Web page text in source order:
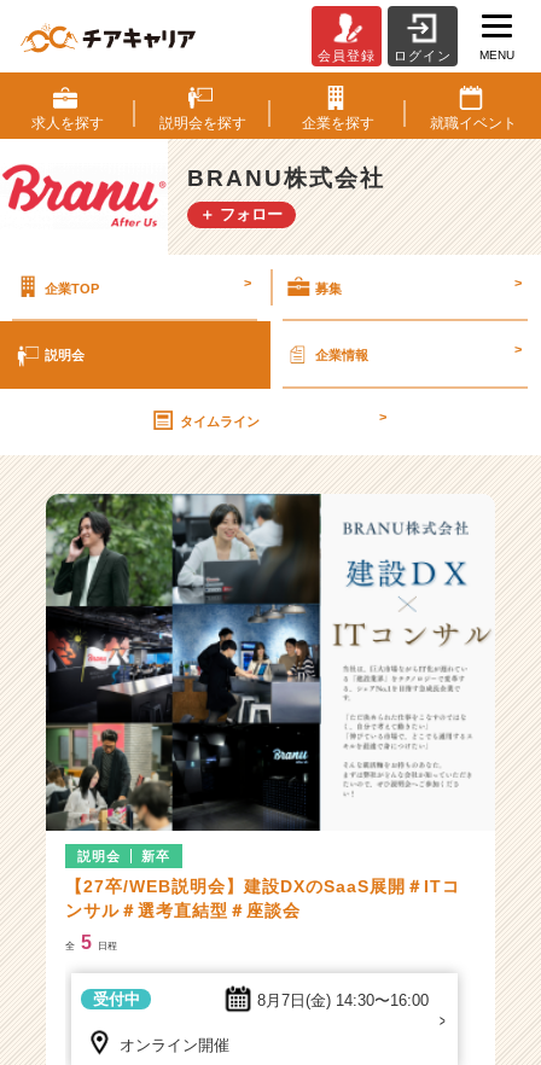
R
A
N
U
株
式
説
一
覧
ン
チ
ャ
ー・
成
長
企
業
か
ら
ス
カ
ウ
ト
届
く
サ
チ
会員登録 ログイン MENU
求人を探す 説明会を探す 企業を探す 就職イベント
BRANU株式会社
＋ フォロー
企業TOP > 募集 >
説明会 企業情報 >
タイムライン >
説明会 新卒
【27卒/WEB説明会】建設DXのSaaS展開＃ITコ
ンサル＃選考直結型＃座談会
全 5 日程
8月7日(金) 14:30〜16:00
受付中
オンライン開催